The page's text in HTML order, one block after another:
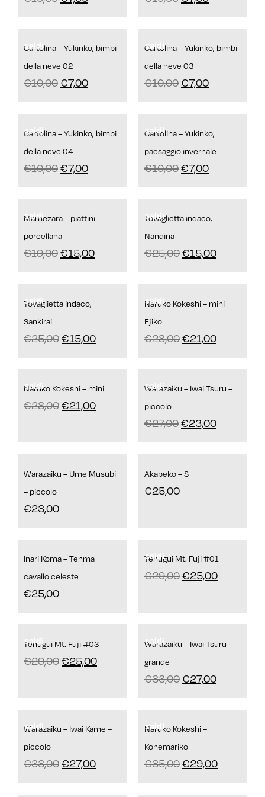
saldi
Cartolina – Yukinko, bimbi
della neve 02
€10,00€7,00
saldi
Cartolina – Yukinko, bimbi
della neve 03
€10,00€7,00
saldi
Cartolina – Yukinko, bimbi
della neve 04
€10,00€7,00
saldi
Cartolina – Yukinko,
paesaggio invernale
€10,00€7,00
saldi
Mamezara – piattini
porcellana
€19,00€15,00
saldi
Tovaglietta indaco,
Nandina
€25,00€15,00
saldi
Tovaglietta indaco,
Sankirai
€25,00€15,00
saldi
Naruko Kokeshi – mini
Ejiko
€28,00€21,00
saldi
Naruko Kokeshi – mini
€28,00€21,00
saldi
Warazaiku – Iwai Tsuru –
piccolo
€27,00€23,00
Warazaiku – Ume Musubi
– piccolo
€23,00
Akabeko – S
€25,00
Inari Koma – Tenma
cavallo celeste
€25,00
saldi
Tenugui Mt. Fuji #01
€29,00€25,00
saldi
Tenugui Mt. Fuji #03
€29,00€25,00
saldi
Warazaiku – Iwai Tsuru –
grande
€33,00€27,00
saldi
Warazaiku – Iwai Kame –
piccolo
€33,00€27,00
saldi
Naruko Kokeshi –
Konemariko
€35,00€29,00